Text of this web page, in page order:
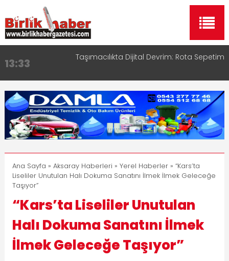
17:15
Aksaray OSB Bölge Müdürü Makam Koltuğunu
16:00
Aksaray Esnaf Rehberi ile Google ve Yapay Zeka
Aramalarında Öne Çıkın
8:23 Aksaray Esnaf Rehberi Hizmete Girdi
11:30
Birlikhaber.com Yayın Hayatına Başladı | Hızlı ve
Akıllı Haber Platformu
13:33 Taşımacılıkta Dijital Devrim: Rota Sepetim
Ana Sayfa » Aksaray Haberleri » Yerel Haberler» “Kars’ta
Liseliler Unutulan Halı Dokuma Sanatını İlmek İlmek Geleceğe
Taşıyor”
“Kars’ta Liseliler Unutulan
Halı Dokuma Sanatını İlmek
İlmek Geleceğe Taşıyor”